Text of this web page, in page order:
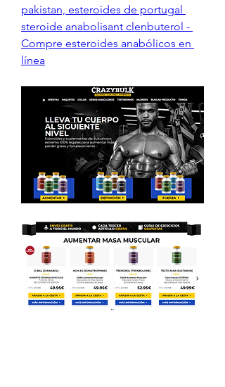
pakistan, esteroides de portugal
steroide anabolisant clenbuterol -
Compre esteroides anabólicos en
línea